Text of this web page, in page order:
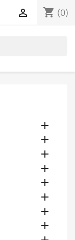
shopping_cart (0)








